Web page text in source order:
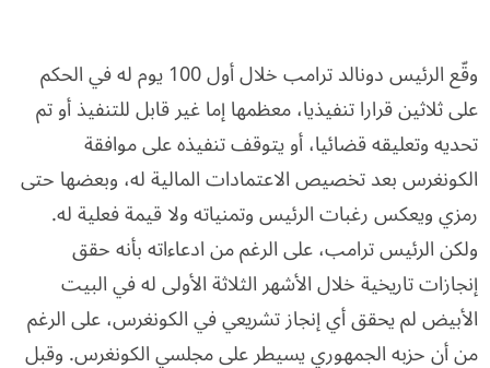
وقّع الرئيس دونالد ترامب خلال أول 100 يوم له في الحكم
على ثلاثين قرارا تنفيذيا، معظمها إما غير قابل للتنفيذ أو تم
تحديه وتعليقه قضائيا، أو يتوقف تنفيذه على موافقة
الكونغرس بعد تخصيص الاعتمادات المالية له، وبعضها حتى
رمزي ويعكس رغبات الرئيس وتمنياته ولا قيمة فعلية له.
ولكن الرئيس ترامب، على الرغم من ادعاءاته بأنه حقق
إنجازات تاريخية خلال الأشهر الثلاثة الأولى له في البيت
الأبيض لم يحقق أي إنجاز تشريعي في الكونغرس، على الرغم
من أن حزبه الجمهوري يسيطر على مجلسي الكونغرس. وقبل